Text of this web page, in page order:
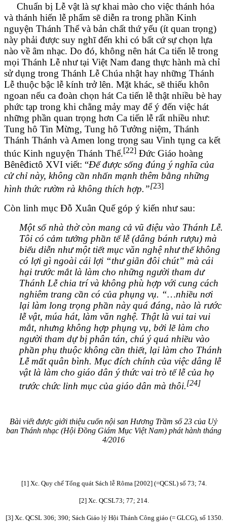
Chuẩn bị Lễ vật là sự khai mào cho việc thánh hóa
và thánh hiến lễ phẩm sẽ diễn ra trong phần Kinh
nguyện Thánh Thể và bản chất thứ yếu (ít quan trọng)
này phải được suy nghĩ đến khi có bất cứ sự chọn lựa
nào về âm nhạc. Do đó, không nên hát Ca tiến lễ trong
mọi Thánh Lễ như tại Việt Nam đang thực hành mà chỉ
sử dụng trong Thánh Lễ Chúa nhật hay những Thánh
Lễ thuộc bậc lễ kính trở lên. Mặt khác, sẽ thiếu khôn
ngoan nếu ca đoàn chọn hát Ca tiến lễ thật nhiều bè hay
phức tạp trong khi chẳng mảy may để ý đến việc hát
những phần quan trọng hơn Ca tiến lễ rất nhiều như:
Tung hô Tin Mừng, Tung hô Tưởng niệm, Thánh
Thánh Thánh và Amen long trọng sau Vinh tụng ca kết
thúc Kinh nguyện Thánh Thể.[22] Đức Giáo hoàng
Bênêđictô XVI viết: “Để được sống đúng ý nghĩa của
cử chỉ này, không cần nhấn mạnh thêm bằng những
hình thức rườm rà không thích hợp.”[23]
Còn linh mục Đỗ Xuân Quế góp ý kiến như sau:
Một số nhà thờ còn mang cả vũ điệu vào Thánh Lễ.
Tôi có cảm tưởng phần tế lễ (dâng bánh rượu) mà
biểu diễn như một tiết mục văn nghệ như thế không
có lợi gì ngoài cái lợi “thư giãn đôi chút” mà cái
hại trước mắt là làm cho những người tham dư
Thánh Lễ chia trí và không phù hợp với cung cách
nghiêm trang cần có của phụng vụ. “…nhiều nơi
lại làm long trọng phần này quá đáng, nào là rước
lễ vật, múa hát, làm văn nghệ. Thật là vui tai vui
mắt, nhưng không hợp phụng vụ, bởi lẽ làm cho
người tham dự bị phân tán, chú ý quá nhiều vào
phần phụ thuộc không cần thiết, lại làm cho Thánh
Lễ mất quân bình. Mục đích chính của việc dâng lễ
vật là làm cho giáo dân ý thức vai trò tế lễ của họ
trước chức linh mục của giáo dân mà thôi.[24]
Bài viết được giới thiệu cuốn nội san Hương Trầm số 23 của Uỷ
ban Thánh nhạc (Hội Đồng Giám Mục Việt Nam) phát hành tháng
4/2016
[1] Xc. Quy chế Tổng quát Sách lễ Rôma [2002] (=QCSL) số 73; 74.
[2] Xc. QCSL73; 77; 214.
[3] Xc. QCSL 306; 390; Sách Giáo lý Hội Thánh Công giáo (= GLCG), số 1350.